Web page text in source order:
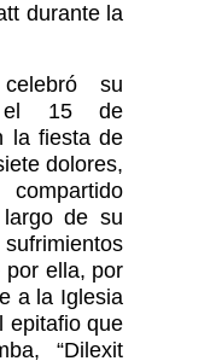
durante la
su
el 15 de
la fiesta de
dolores,
de su
por ella, por
a la Iglesia
epitafio que
“Dilexit